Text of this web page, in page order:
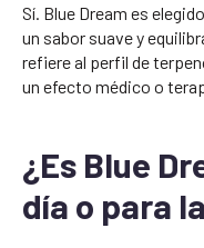
Sí. Blue Dream es
un sabor suave y
refiere al perfil de
un efecto médico o
¿Es Blue
día o para